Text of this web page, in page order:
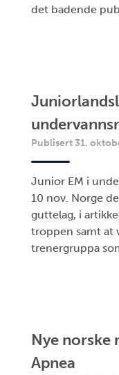
det badende
Publisert 31.
Junior EM i
10 nov. Norge
guttelag, i
troppen samt at
trenergruppa
Nye norske
Apnea